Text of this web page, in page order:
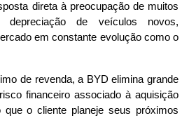
direta à preocupação de muitos
de veículos novos,
em constante evolução como o
de revenda, a BYD elimina grande
financeiro associado à aquisição
o cliente planeje seus próximos